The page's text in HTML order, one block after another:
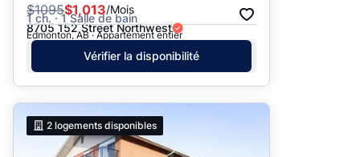
$1095$1,013/Mois
1 ch. · 1 Salle de bain
8705 152 Street Northwest
Edmonton, AB · Appartement entier
Vérifier la disponibilité
2 logements disponibles